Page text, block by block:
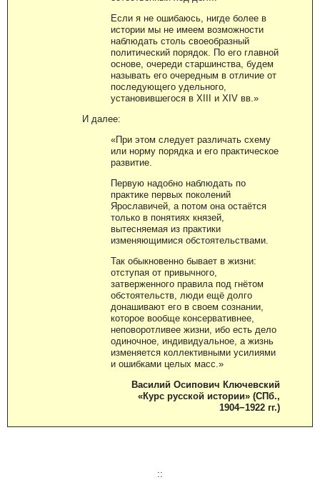
Если я не ошибаюсь, нигде более в
истории мы не имеем возможности
наблюдать столь своеобразный
политический порядок. По его главной
основе, очереди старшинства, будем
называть его очередным в отличие от
последующего удельного,
установившегося в XIII и XIV вв.»
И далее:
«При этом следует различать схему
или норму порядка и его практическое
развитие.
Первую надобно наблюдать по
практике первых поколений
Ярославичей, а потом она остаётся
только в понятиях князей,
вытесняемая из практики
изменяющимися обстоятельствами.
Так обыкновенно бывает в жизни:
отступая от привычного,
затверженного правила под гнётом
обстоятельств, люди ещё долго
донашивают его в своем сознании,
которое вообще консервативнее,
неповоротливее жизни, ибо есть дело
одиночное, индивидуальное, а жизнь
изменяется коллективными усилиями
и ошибками целых масс.»
Василий Осипович Ключевский
«Курс русской истории» (СПб.,
1904−1922 гг.)
::